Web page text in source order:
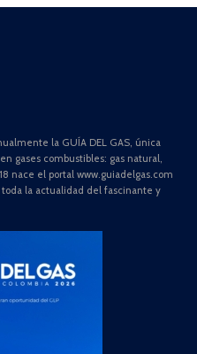
la GUÍA DEL GAS, única
gases combustibles: gas natural,
nace el portal www.guiadelgas.com
la actualidad del fascinante y